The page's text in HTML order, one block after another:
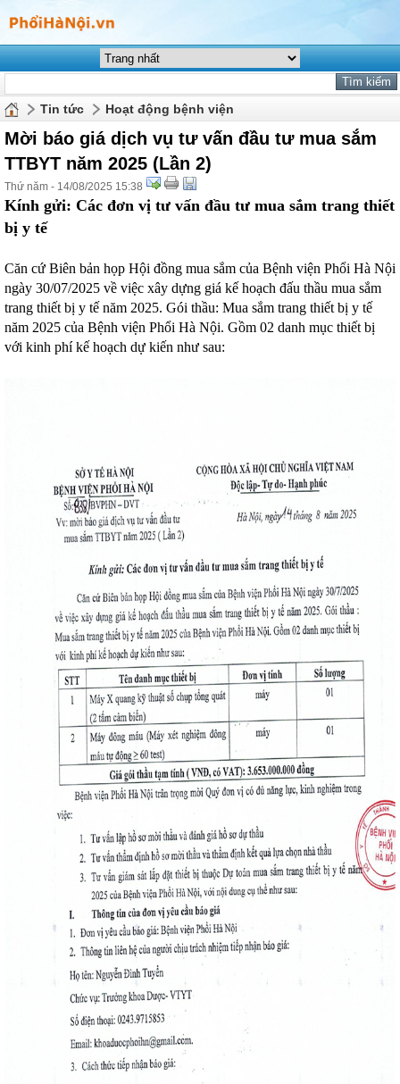
Tin tức Hoạt động bệnh viện
Mời báo giá dịch vụ tư vấn đầu tư mua sắm
TTBYT năm 2025 (Lần 2)
Thứ năm - 14/08/2025 15:38
Kính gửi: Các đơn vị tư vấn đầu tư mua sắm trang thiết
bị y tế
Căn cứ Biên bản họp Hội đồng mua sắm của Bệnh viện Phổi Hà Nội
ngày 30/07/2025 về việc xây dựng giá kế hoạch đấu thầu mua sắm
trang thiết bị y tế năm 2025. Gói thầu: Mua sắm trang thiết bị y tế
năm 2025 của Bệnh viện Phổi Hà Nội. Gồm 02 danh mục thiết bị
với kinh phí kế hoạch dự kiến như sau: